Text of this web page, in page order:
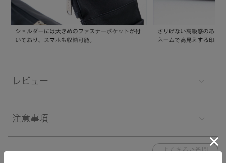
レビュー
注意事項
よくあるご質問